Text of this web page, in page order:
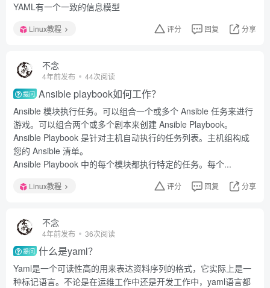
YAML有一个一致的信息模型
Linux教程 评分 回复 分享
不念
4年前发布 44次阅读
提问 Ansible playbook如何工作？
Ansible 模块执行任务。可以组合一个或多个 Ansible 任务来进行
游戏。可以组合两个或多个剧本来创建 Ansible Playbook。
Ansible Playbook 是针对主机自动执行的任务列表。主机组构成
您的 Ansible 清单。
Ansible Playbook 中的每个模块都执行特定的任务。每个...
Linux教程 评分 回复 分享
不念
4年前发布 36次阅读
提问 什么是yaml？
Yaml是一个可读性高的用来表达资料序列的格式，它实际上是一
种标记语言。不论是在运维工作中还是开发工作中，yaml语言都